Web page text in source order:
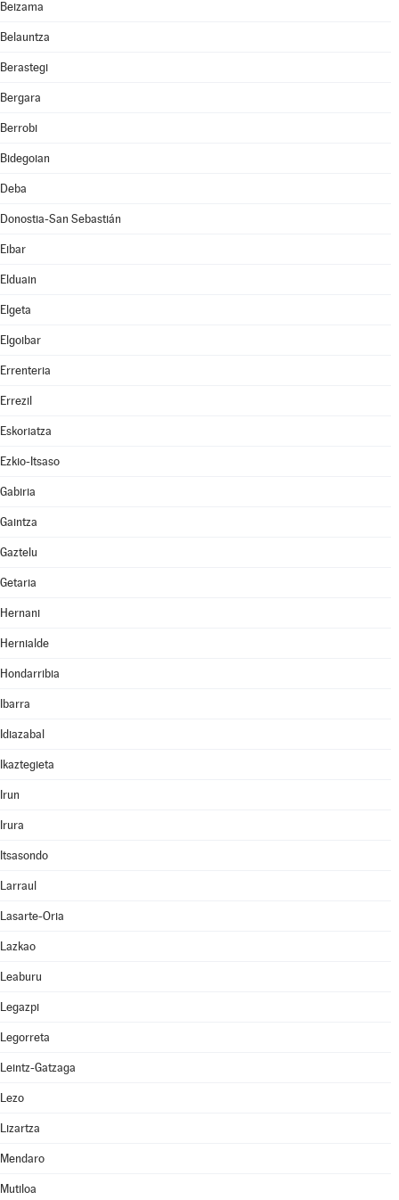
Beizama
Belauntza
Berastegi
Bergara
Berrobi
Bidegoian
Deba
Donostia-San Sebastián
Eibar
Elduain
Elgeta
Elgoibar
Errenteria
Errezil
Eskoriatza
Ezkio-Itsaso
Gabiria
Gaintza
Gaztelu
Getaria
Hernani
Hernialde
Hondarribia
Ibarra
Idiazabal
Ikaztegieta
Irun
Irura
Itsasondo
Larraul
Lasarte-Oria
Lazkao
Leaburu
Legazpi
Legorreta
Leintz-Gatzaga
Lezo
Lizartza
Mendaro
Mutiloa